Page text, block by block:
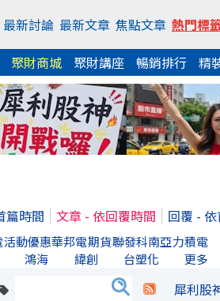
最新討論 最新文章 焦點文章 熱門標
聚財商城 聚財講座 暢銷排行 精
篇時間 文章 - 依回覆時間 回覆 -
活動優惠華邦電期貨聯發科南亞力積電
鴻海 緯創 台塑化 更多
犀利股